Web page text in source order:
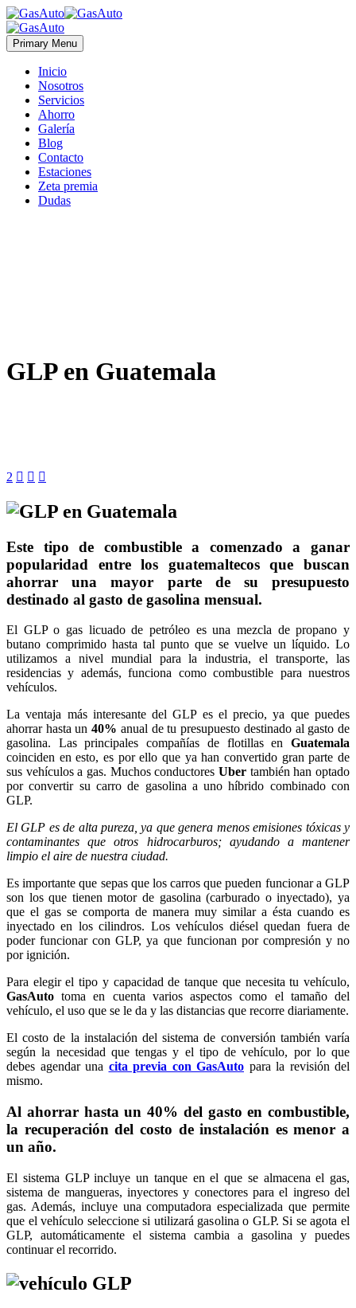
Primary Menu
Inicio
Nosotros
Servicios
Ahorro
Galería
Blog
Contacto
Estaciones
Zeta premia
Dudas
GLP en Guatemala
2   
Este tipo de combustible a comenzado a ganar
popularidad entre los guatemaltecos que buscan
ahorrar una mayor parte de su presupuesto
destinado al gasto de gasolina mensual.
El GLP o gas licuado de petróleo es una mezcla de propano y
butano comprimido hasta tal punto que se vuelve un líquido. Lo
utilizamos a nivel mundial para la industria, el transporte, las
residencias y además, funciona como combustible para nuestros
vehículos.
La ventaja más interesante del GLP es el precio, ya que puedes
ahorrar hasta un40% anual de tu presupuesto destinado al gasto de
gasolina. Las principales compañías de flotillas en Guatemala
coinciden en esto, es por ello que ya han convertido gran parte de
sus vehículos a gas. Muchos conductores Uber también han optado
por convertir su carro de gasolina a uno híbrido combinado con
GLP.
El GLP es de alta pureza, ya que genera menos emisiones tóxicas y
contaminantes que otros hidrocarburos; ayudando a mantener
limpio el aire de nuestra ciudad.
Es importante que sepas que los carros que pueden funcionar a GLP
son los que tienen motor de gasolina (carburado o inyectado), ya
que el gas se comporta de manera muy similar a ésta cuando es
inyectado en los cilindros. Los vehículos diésel quedan fuera de
poder funcionar con GLP, ya que funcionan por compresión y no
por ignición.
Para elegir el tipo y capacidad de tanque que necesita tu vehículo,
GasAuto toma en cuenta varios aspectos como el tamaño del
vehículo, el uso que se le da y las distancias que recorre diariamente.
El costo de la instalación del sistema de conversión también varía
según la necesidad que tengas y el tipo de vehículo, por lo que
debes agendar una cita previa con GasAuto para la revisión del
mismo.
Al ahorrar hasta un 40% del gasto en combustible,
la recuperación del costo de instalación es menor a
un año.
El sistema GLP incluye un tanque en el que se almacena el gas,
sistema de mangueras, inyectores y conectores para el ingreso del
gas. Además, incluye una computadora especializada que permite
que el vehículo seleccione si utilizará gasolina o GLP. Si se agota el
GLP, automáticamente el sistema cambia a gasolina y puedes
continuar el recorrido.